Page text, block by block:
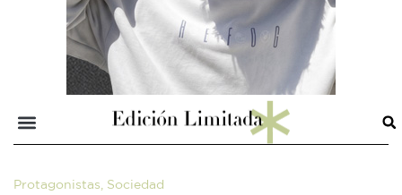
Protagonistas, Sociedad